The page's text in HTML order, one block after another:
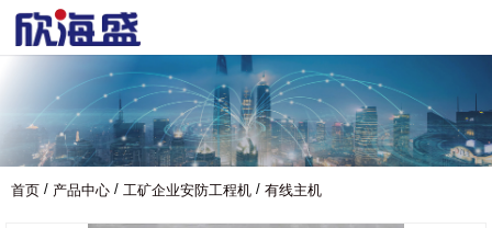
首页 / 产品中心 / 工矿企业安防工程机 / 有线主机